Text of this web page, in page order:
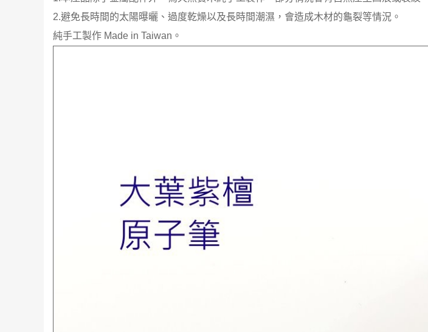
2.避免長時間的太陽曝曬、過度乾燥以及長時間潮濕，會造成木材的龜裂等情況。
純手工製作 Made in Taiwan。